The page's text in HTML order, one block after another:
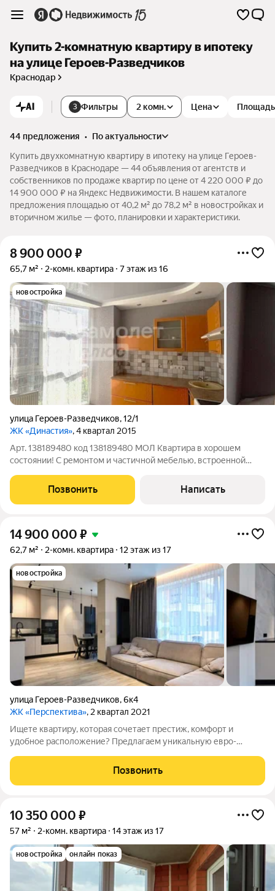
Купить 2-комнатную квартиру в ипотеку
на улице Героев-Разведчиков
Краснодар
AI 3 Фильтры 2 комн. Цена Площадь
44 предложения •
по актуальности
Купить двухкомнатную квартиру в ипотеку на улице Героев-
Разведчиков в Краснодаре — 44 объявления от агентств и
собственников по продаже квартир по цене от 4 220 000 ₽ до
14 900 000 ₽ на Яндекс Недвижимости. В нашем каталоге
предложения площадью от 40,2 м² до 78,2 м² в новостройках и
вторичном жилье — фото, планировки и характеристики.
8 900 000 ₽
65,7 м² 2-комн. квартира 7 этаж из 16
новостройка
улица Героев-Разведчиков,12/1
ЖК «Династия», 4 квартал 2015
Арт. 138189480 код 138189480 МОЛ Квартира в хорошем
состоянии! С ремонтом и частичной мебелью, встроенной
школы, институты, аптеки, магазины. Рядом с домом
расположен парк Галицкого и стадион
Позвонить Написать
14 900 000 ₽
62,7 м² 2-комн. квартира 12 этаж из 17
новостройка
улица Героев-Разведчиков,6к4
ЖК «Перспектива», 2 квартал 2021
Ищете квартиру, которая сочетает престиж, комфорт и
удобное расположение? Предлагаем уникальную евро-
подходящую для молодых семей и тех кто ценит статусное
жилье. Расположена на видовой высоте с
Позвонить
10 350 000 ₽
57 м² 2-комн. квартира 14 этаж из 17
новостройка онлайн показ